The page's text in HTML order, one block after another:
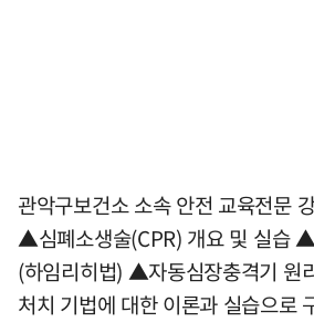
관악구보건소 소속 안전 교육전문
▲심폐소생술(CPR) 개요 및 실습
(하임리히법) ▲자동심장충격기 원
처치 기법에 대한 이론과 실습으로